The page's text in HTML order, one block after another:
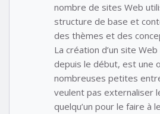
nombre de sites Web
structure de base et
des thèmes et des
La création d’un site
depuis le début, est une
nombreuses petites
veulent pas externaliser
quelqu’un pour le faire à